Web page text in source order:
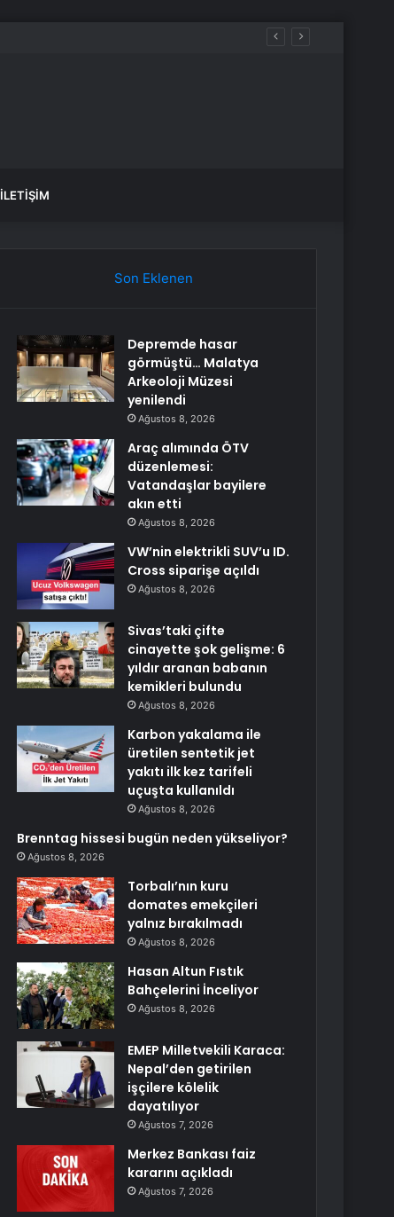
İLETIŞIM
Son Eklenen
Depremde hasar
görmüştü… Malatya
Arkeoloji Müzesi
yenilendi
Ağustos 8, 2026
Araç alımında ÖTV
düzenlemesi:
Vatandaşlar bayilere
akın etti
Ağustos 8, 2026
VW’nin elektrikli SUV’u ID.
Cross siparişe açıldı
Ağustos 8, 2026
Sivas’taki çifte
cinayette şok gelişme: 6
yıldır aranan babanın
kemikleri bulundu
Ağustos 8, 2026
Karbon yakalama ile
üretilen sentetik jet
yakıtı ilk kez tarifeli
uçuşta kullanıldı
Ağustos 8, 2026
Brenntag hissesi bugün neden yükseliyor?
Ağustos 8, 2026
Torbalı’nın kuru
domates emekçileri
yalnız bırakılmadı
Ağustos 8, 2026
Hasan Altun Fıstık
Bahçelerini İnceliyor
Ağustos 8, 2026
EMEP Milletvekili Karaca:
Nepal’den getirilen
işçilere kölelik
dayatılıyor
Ağustos 7, 2026
Merkez Bankası faiz
kararını açıkladı
Ağustos 7, 2026